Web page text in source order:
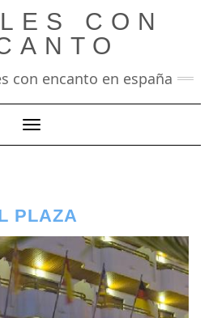
CON
con encanto en españa
Cambiar modo de navegación
PLAZA